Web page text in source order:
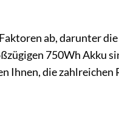
ab, darunter
750Wh Akku
die zahlreichen